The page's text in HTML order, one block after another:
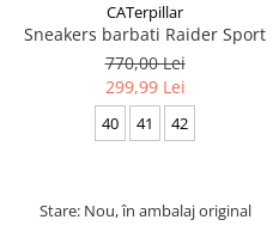
CATerpillar
Sneakers barbati Raider Sport
770,00 Lei
299,99 Lei
40 41 42
Stare: Nou, în ambalaj original